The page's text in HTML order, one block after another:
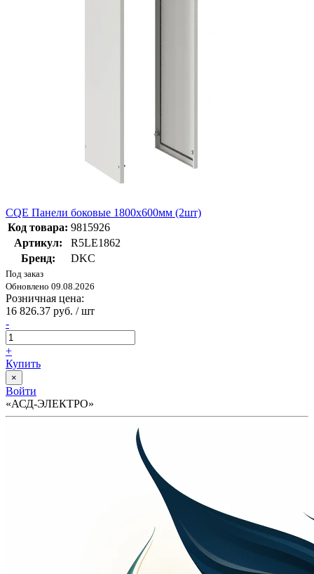
CQE Панели боковые 1800х600мм (2шт)
Код товара: 9815926
Артикул:
R5LE1862
Бренд:
DKC
Под заказ
Обновлено 09.08.2026
Розничная цена:
16 826.37 руб. / шт
-
+
Купить
×
Войти
«АСД-ЭЛЕКТРО»